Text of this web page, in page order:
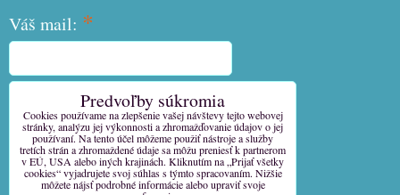
Váš mail: *
Váš telefón:*
Predvoľby súkromia
Cookies používame na zlepšenie vašej návštevy tejto webovej
stránky, analýzu jej výkonnosti a zhromažďovanie údajov o jej
používaní. Na tento účel môžeme použiť nástroje a služby
tretích strán a zhromaždené údaje sa môžu preniesť k partnerom
v EÚ, USA alebo iných krajinách. Kliknutím na „Prijať všetky
cookies“ vyjadrujete svoj súhlas s týmto spracovaním. Nižšie
môžete nájsť podrobné informácie alebo upraviť svoje